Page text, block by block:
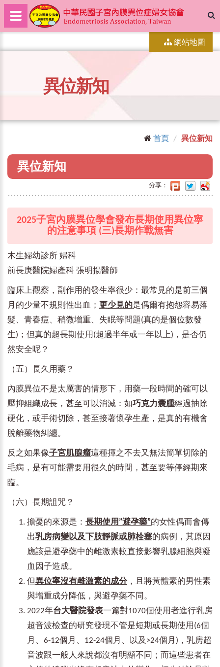
網站地圖
異位新知
首頁 異位新知
異位新知
分享：
2025子宮內膜異位學會發布長期使用異位寧
的注意事項 (三)長期作戰無害
木生婦幼診所 婦科
前長庚醫院婦產科 張明揚醫師
臨床上觀察，副作用的發生率很少：最常見的是前三個
月的少量不規則性出血； 更少見的是偶爾有抱怨容易落
髮、青春痘、稍微增重、失眠等問題(真的是個位數發
生)；但真的超長期使用(超過半年或一年以上)，是否仍
然安全呢？
（五）長久用藥？
內膜異位不是太厲害的情形下，用藥一段時間的確可以
壓抑組織成長，甚至可以消滅：如巧克力囊腫經過抽除
硬化，或手術切除，甚至接著懷孕生產，是真的有機會
脫離藥物糾纏。
反之如果像子宮肌腺瘤這種揮之不去又無法簡單切除的
毛病，是有可能需要用很久的時間，甚至要等停經期來
臨。
（六）長期詛咒？
擔憂的來源是： 長期使用”避孕藥”的女性偶而會傳
出乳房病變以及下肢靜脈或肺栓塞的病例，其原因
應該是避孕藥中的雌激素較直接影響乳腺細胞與凝
血因子造成。
但異位寧沒有雌激素的成分 ，且將黃體素的男性素
與增重成分降低，與避孕藥不同。
2022年台大醫院發表一篇對1070個使用者進行乳房
超音波檢查的研究發現不管是短期或長期使用(6個
月、6-12個月、12-24個月、以及>24個月)，乳房超
音波跟一般人來說都沒有明顯不同；而這些患者在